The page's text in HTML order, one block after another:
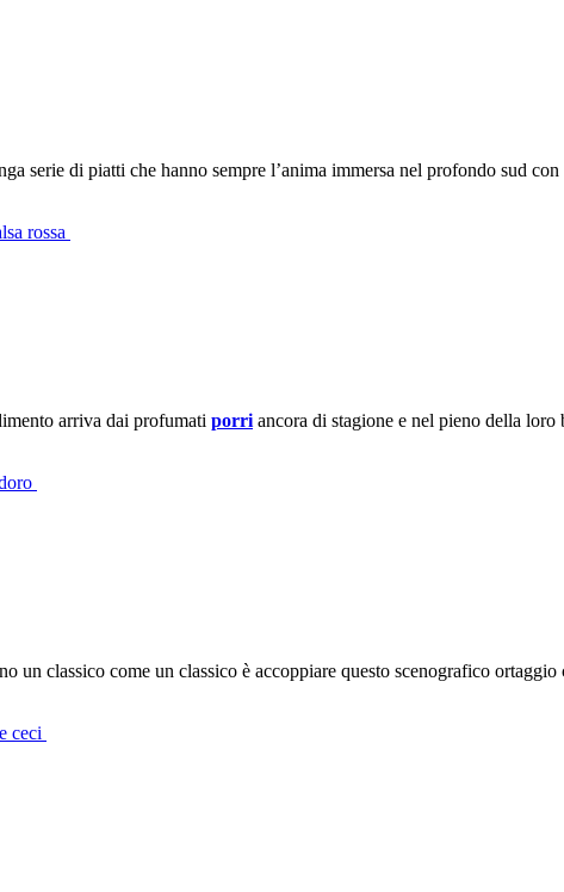
serie di piatti che hanno sempre l’anima immersa nel profondo sud
rossa
arriva dai profumati porri ancora di stagione e nel pieno della loro
un classico come un classico è accoppiare questo scenografico
ceci